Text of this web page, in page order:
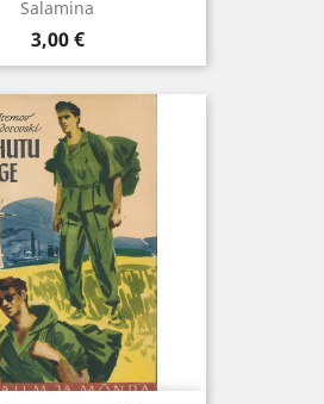
Salamina
Hind
3,00 €